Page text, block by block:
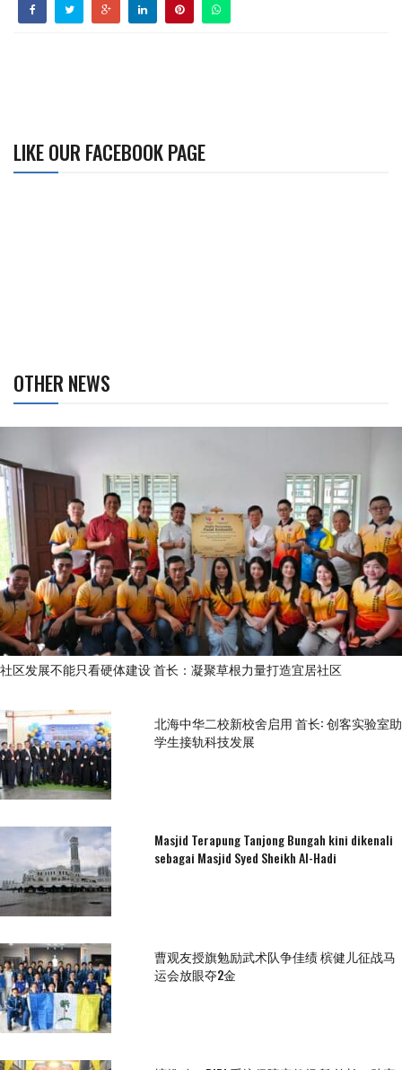
LIKE OUR FACEBOOK PAGE
OTHER NEWS
社区发展不能只看硬体建设 首长：凝聚草根力量打造宜居社区
北海中华二校新校舍启用 首长: 创客实验室助
学生接轨科技发展
Masjid Terapung Tanjong Bungah kini dikenali
sebagai Masjid Syed Sheikh Al-Hadi
曹观友授旗勉励武术队争佳绩 槟健儿征战马
运会放眼夺2金